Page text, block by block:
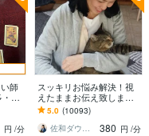
師
廓
師
円 /分
スッキリお悩み解決！視
えたままお伝え致します
恋愛、結婚、人間関係、
仕事、人生、ペットの気
持ち等◎祈願付き
5.0 (10093)
佐和ダウジング＆スピリットメンター
380 円 /分